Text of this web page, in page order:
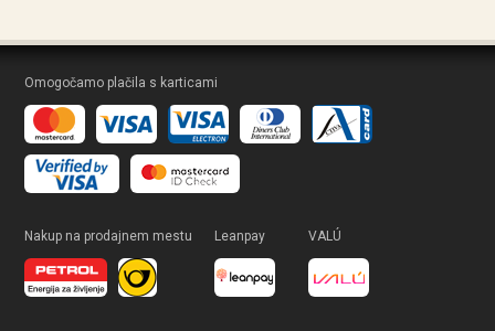
Omogočamo plačila s karticami
Nakup na prodajnem mestu Leanpay VALÚ